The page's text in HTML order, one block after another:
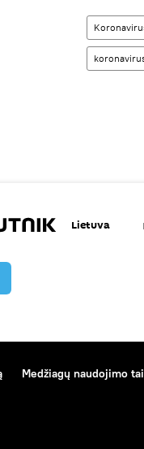
Lietuva
Medžiagų naudojimo